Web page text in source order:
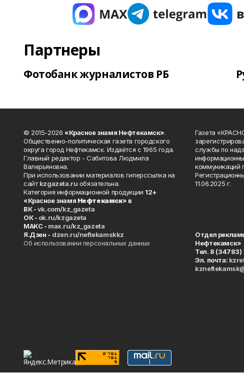
Партнеры
Фотобанк журналистов РБ
© 2015-2026 «Красное знамя Нефтекамск».
Общественно-политическая газета городского
округа город Нефтекамск. Издаётся с 1965 года.
Главный редактор - Сабитова Людмила
Валерьяновна.
При использовании материалов гиперссылка на
сайтkzgazeta.ru обязательна.
Категория информационной продукции 12+
«Красное знамя Нефтекамск» в
ВК -vk.com/kz_gazeta
ОК - ok.ru/kzgazeta
MAKC - max.ru/kz_gazeta
Я.Дзен - dzen.ru/neftekamskkz
Об использовании персональных данных
Газета
службы по
коммуникаций
11.06.2025 г.
Отдел
Нефтекамск»
Тел. 8
Эл. почта: